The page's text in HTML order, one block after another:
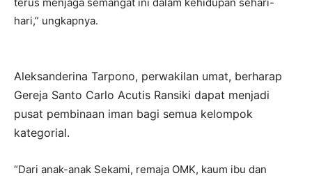
hari,” ungkapnya.
Aleksanderina Tarpono, perwakilan umat, berharap
Gereja Santo Carlo Acutis Ransiki dapat menjadi
pusat pembinaan iman bagi semua kelompok
kategorial.
“Dari anak-anak Sekami, remaja OMK, kaum ibu dan